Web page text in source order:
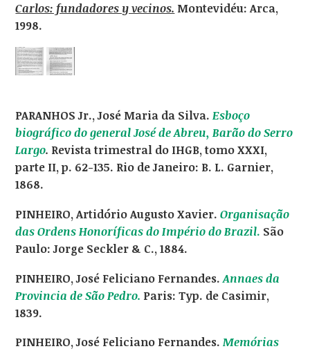
Carlos: fundadores y vecinos. Montevidéu: Arca,
1998.
PARANHOS Jr., José Maria da Silva.Esboço
biográfico do general José de Abreu, Barão do Serro
Largo. Revista trimestral do IHGB, tomo XXXI,
parte II, p. 62-135. Rio de Janeiro: B. L. Garnier,
1868.
PINHEIRO, Artidório Augusto Xavier.Organisação
das Ordens Honoríficas do Império do Brazil. São
Paulo: Jorge Seckler & C., 1884.
PINHEIRO, José Feliciano Fernandes.Annaes da
Provincia de São Pedro. Paris: Typ. de Casimir,
1839.
PINHEIRO, José Feliciano Fernandes.Memórias